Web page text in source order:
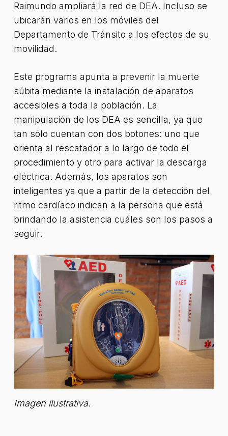
Raimundo ampliará la red de DEA. Incluso se
ubicarán varios en los móviles del
Departamento de Tránsito a los efectos de su
movilidad.
Este programa apunta a prevenir la muerte
súbita mediante la instalación de aparatos
accesibles a toda la población. La
manipulación de los DEA es sencilla, ya que
tan sólo cuentan con dos botones: uno que
orienta al rescatador a lo largo de todo el
procedimiento y otro para activar la descarga
eléctrica. Además, los aparatos son
inteligentes ya que a partir de la detección del
ritmo cardíaco indican a la persona que está
brindando la asistencia cuáles son los pasos a
seguir.
Imagen ilustrativa.